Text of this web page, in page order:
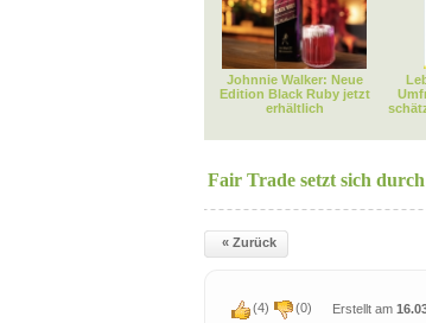
Johnnie Walker: Neue
Edition Black Ruby jetzt
erhältlich
Fair Trade setzt sich durch
« Zurück
(4) (0) Erstellt am